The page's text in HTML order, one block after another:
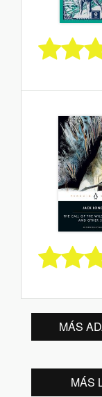
MÁS
MÁS